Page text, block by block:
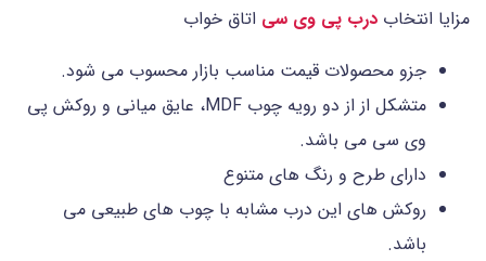
مزایا انتخاب درب پی وی سی اتاق خواب
جزو محصولات قیمت مناسب بازار محسوب می شود.
متشکل از از دو رویه چوب MDF، عایق میانی و روکش پی
وی سی می باشد.
دارای طرح و رنگ های متنوع
روکش های این درب مشابه با چوب های طبیعی می
باشد.